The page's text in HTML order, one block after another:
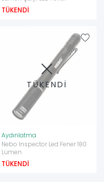
TÜKENDİ
TÜKENDİ
Aydınlatma
Nebo Inspector Led Fener 180
Lümen
TÜKENDİ